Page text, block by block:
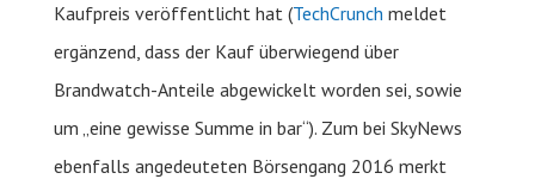
Kaufpreis veröffentlicht hat (TechCrunch meldet
ergänzend, dass der Kauf überwiegend über
Brandwatch-Anteile abgewickelt worden sei, sowie
um „eine gewisse Summe in bar“). Zum bei SkyNews
ebenfalls angedeuteten Börsengang 2016 merkt